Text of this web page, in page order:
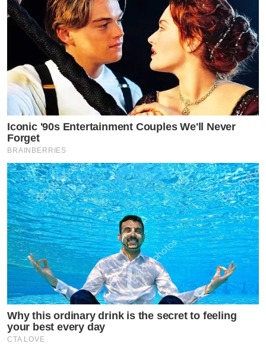
Iconic '90s Entertainment Couples We'll Never
Forget
BRAINBERRIES
Why this ordinary drink is the secret to feeling
your best every day
CTA LOVE